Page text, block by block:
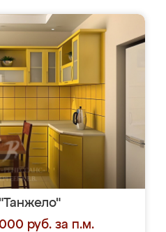
руб. за п.м.